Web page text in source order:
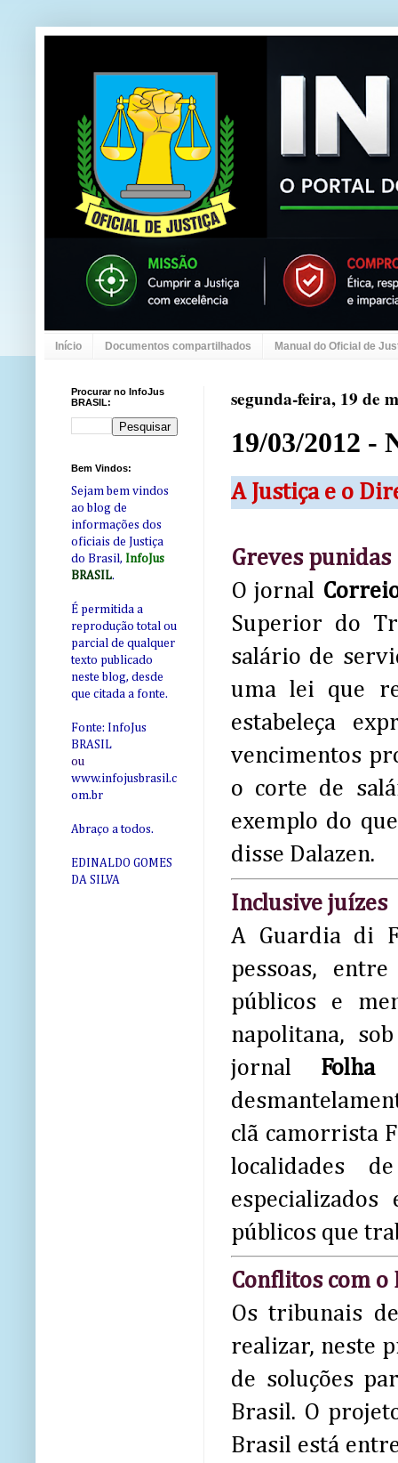
Início Documentos compartilhados Manual do Oficial de
segunda-feira, 19 de
19/03/2012 -
A Justiça e o
Greves punidas
O jornal
Superior do
salário de
uma lei que
estabeleça
vencimentos
o corte de
exemplo do
disse Dalazen.
Inclusive juízes
A Guardia di
pessoas,
públicos e
napolitana,
jornal Folha
clã camorrista
localidades
públicos que
Conflitos com o
Os tribunais
realizar, neste
de soluções
Brasil. O
Brasil está
Procurar no InfoJus
BRASIL:
Bem Vindos:
Sejam bem vindos
ao blog de
informações dos
oficiais de Justiça
do Brasil, InfoJus
BRASIL.
É permitida a
reprodução total ou
parcial de qualquer
texto publicado
neste blog, desde
que citada a fonte.
Fonte: InfoJus
BRASIL
ou
www.infojusbrasil.c
om.br
Abraço a todos.
EDINALDO GOMES
DA SILVA